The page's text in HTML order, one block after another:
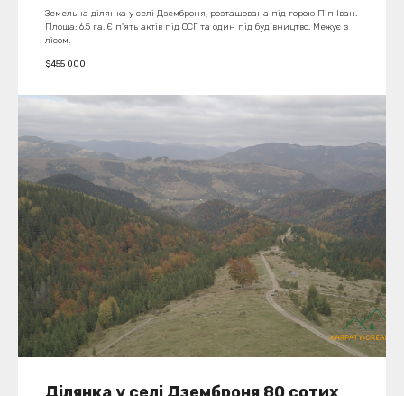
Земельна ділянка у селі Дземброня, розташована під горою Піп Іван.
Площа: 6.5 га. Є п'ять актів під ОСГ та один під будівництво. Межує з
лісом.
$455 000